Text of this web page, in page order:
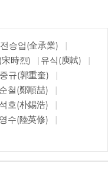
전승업(全承業)
時烈)
유식(庾軾)
규(郭重奎)
철(鄭順喆)
호(朴錫浩)
수(陸英修)